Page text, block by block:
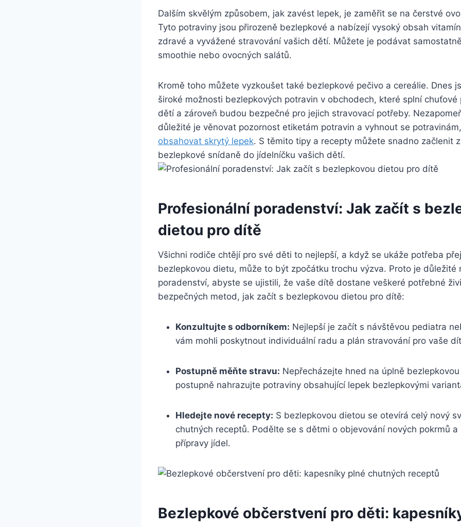
Dalším skvělým způsobem, jak zavést lepek, je zaměřit se na čerstvé
Tyto potraviny jsou přirozeně bezlepkové a nabízejí vysoký obsah
zdravé a vyvážené stravování vašich dětí. Můžete je podávat
smoothie nebo ovocných salátů.
Kromě toho můžete vyzkoušet také bezlepkové pečivo a cereálie. Dnes
široké možnosti bezlepkových potravin v obchodech, které splní chuťové
dětí a zároveň budou bezpečné pro jejich stravovací potřeby.
důležité je věnovat pozornost etiketám potravin a vyhnout se
obsahovat skrytý lepek. S těmito tipy a recepty můžete snadno začlenit
bezlepkové snídaně do jídelníčku vašich dětí.
Profesionální poradenství: Jak začít s
dietou pro dítě
Všichni rodiče chtějí pro své děti to nejlepší, a když se ukáže potřeba
bezlepkovou dietu, může to být zpočátku trochu výzva. Proto je důležité
poradenství, abyste se ujistili, že vaše dítě dostane veškeré potřebné
bezpečných metod, jak začít s bezlepkovou dietou pro dítě:
Konzultujte s odborníkem: Nejlepší je začít s návštěvou pediatra
vám mohli poskytnout individuální radu a plán stravování pro vaše
Postupně měňte stravu: Nepřecházejte hned na úplně
postupně nahrazujte potraviny obsahující lepek bezlepkovými
Hledejte nové recepty: S bezlepkovou dietou se otevírá celý nový
chutných receptů. Podělte se s dětmi o objevování nových pokrmů
přípravy jídel.
Bezlepkové občerstvení pro děti: